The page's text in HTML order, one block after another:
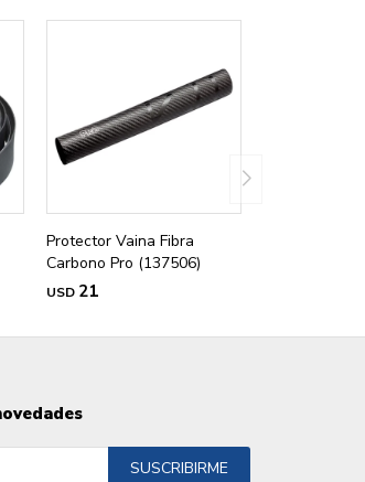
Protector Vaina Fibra
Carbono Pro (137506)
USD 21
SUSCRIBIRME